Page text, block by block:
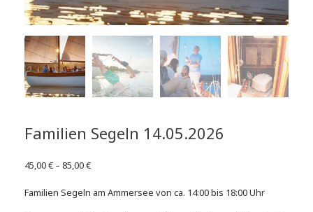
Familien Segeln 14.05.2026
45,00€ – 85,00€
Familien Segeln am Ammersee von ca. 14:00 bis 18:00 Uhr